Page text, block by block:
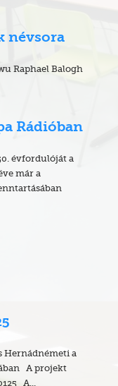
névsora
Raphael Balogh
Rádióban
évfordulóját a
már a
Hernádnémeti a
A projekt
A...